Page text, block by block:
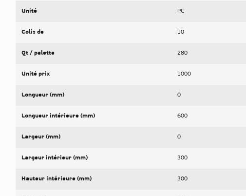
Unité PC
Colis de 10
Qt / palette 280
Unité prix 1000
Longueur (mm) 0
Longueur intérieure (mm) 600
Largeur (mm) 0
Largeur intérieur (mm) 300
Hauteur intérieure (mm) 300